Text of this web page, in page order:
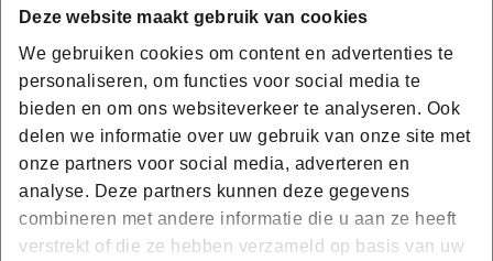
Deze website maakt gebruik van cookies
We gebruiken cookies om content en advertenties te
personaliseren, om functies voor social media te
bieden en om ons websiteverkeer te analyseren. Ook
delen we informatie over uw gebruik van onze site met
onze partners voor social media, adverteren en
analyse. Deze partners kunnen deze gegevens
combineren met andere informatie die u aan ze heeft
verstrekt of die ze hebben verzameld op basis van uw
Voorbereiding bouwwerken:
De verschillende soorten wetgeving binnen
het bouwgebeuren
Diverse constructieonderdelen en
bouwactiviteiten
Ruwbouw en duurzaam bouwen:
Ondergrondse en bovengrondse
draagstructuren